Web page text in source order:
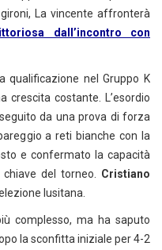
La vincente affronterà
dall’incontro con
qualificazione nel Gruppo K
costante. L’esordio
da una prova di forza
a reti bianche con la
e confermato la capacità
del torneo. Cristiano
lusitana.
complesso, ma ha saputo
la sconfitta iniziale per 4-2